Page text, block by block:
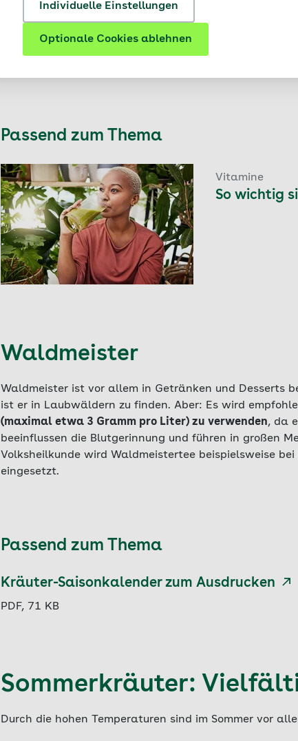
Individuelle Einstellungen
Optionale Cookies ablehnen
Pflücken dürfen die Blätter noch nicht zu rot sein,
großer Mengen zur Bildung vonNierensteinen
Passend zum Thema
Vitamine
So wichtig
Waldmeister
Waldmeister ist vor allem in Getränken und Desserts
ist er in Laubwäldern zu finden. Aber: Es wird
(maximal etwa 3 Gramm pro Liter) zu verwenden, da
beeinflussen die Blutgerinnung und führen in großen
Volksheilkunde wird Waldmeistertee beispielsweise
eingesetzt.
Passend zum Thema
Kräuter-Saisonkalender zum Ausdrucken
PDF, 71 KB
Sommerkräuter:
Durch die hohen Temperaturen sind im Sommer vor